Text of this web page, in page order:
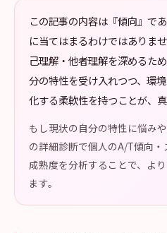
この記事の内容は『傾向』で
に当てはまるわけではあり
己理解・他者理解を深めるた
分の特性を受け入れつつ、環
化する柔軟性を持つことが、
もし現状の自分の特性に悩み
の詳細診断で個人のA/T傾向・
成熟度を分析することで、よ
ます。